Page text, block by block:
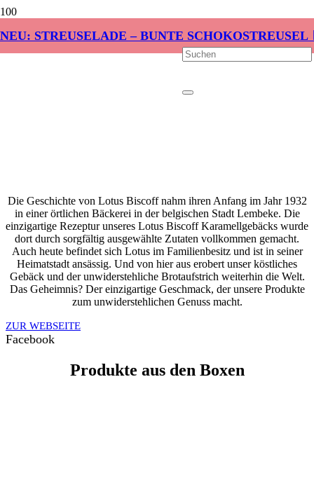
NEU: STREUSELADE – BUNTE SCHOKOSTREUSEL
Die Geschichte von Lotus Biscoff nahm ihren Anfang im Jahr 1932
in einer örtlichen Bäckerei in der belgischen Stadt Lembeke. Die
einzigartige Rezeptur unseres Lotus Biscoff Karamellgebäcks wurde
dort durch sorgfältig ausgewählte Zutaten vollkommen gemacht.
Auch heute befindet sich Lotus im Familienbesitz und ist in seiner
Heimatstadt ansässig. Und von hier aus erobert unser köstliches
Gebäck und der unwiderstehliche Brotaufstrich weiterhin die Welt.
Das Geheimnis? Der einzigartige Geschmack, der unsere Produkte
zum unwiderstehlichen Genuss macht.
ZUR WEBSEITE
Facebook
Produkte aus den Boxen